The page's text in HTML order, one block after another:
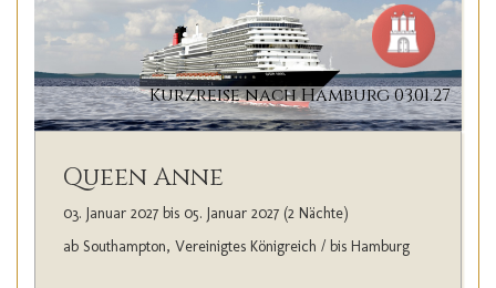
Kurzreise nach Hamburg 03.01.27
Queen Anne
03. Januar 2027 bis 05. Januar 2027 (2 Nächte)
ab Southampton, Vereinigtes Königreich / bis Hamburg